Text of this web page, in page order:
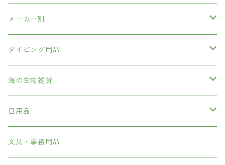
メーカー別
海中散歩
GULL
FL
SAS
ダイビング用品
ダイビング重器材
BCD
レギュレター
ダイビング軽器材
マスク
ダイビングコンピューター
海の生物雑貨
ぬいぐるみマスコット
日用品
日用品
シニアグラス・サングラス
文具・事務用品